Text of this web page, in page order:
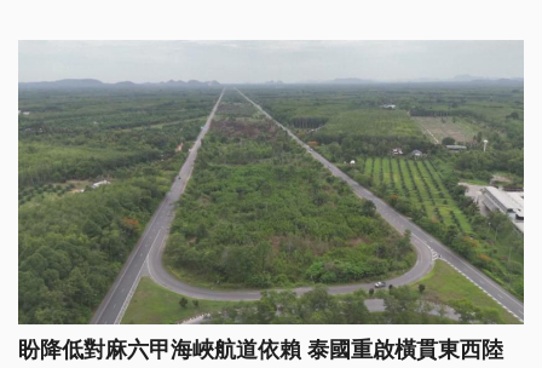
盼降低對麻六甲海峽航道依賴 泰國重啟橫貫東西陸